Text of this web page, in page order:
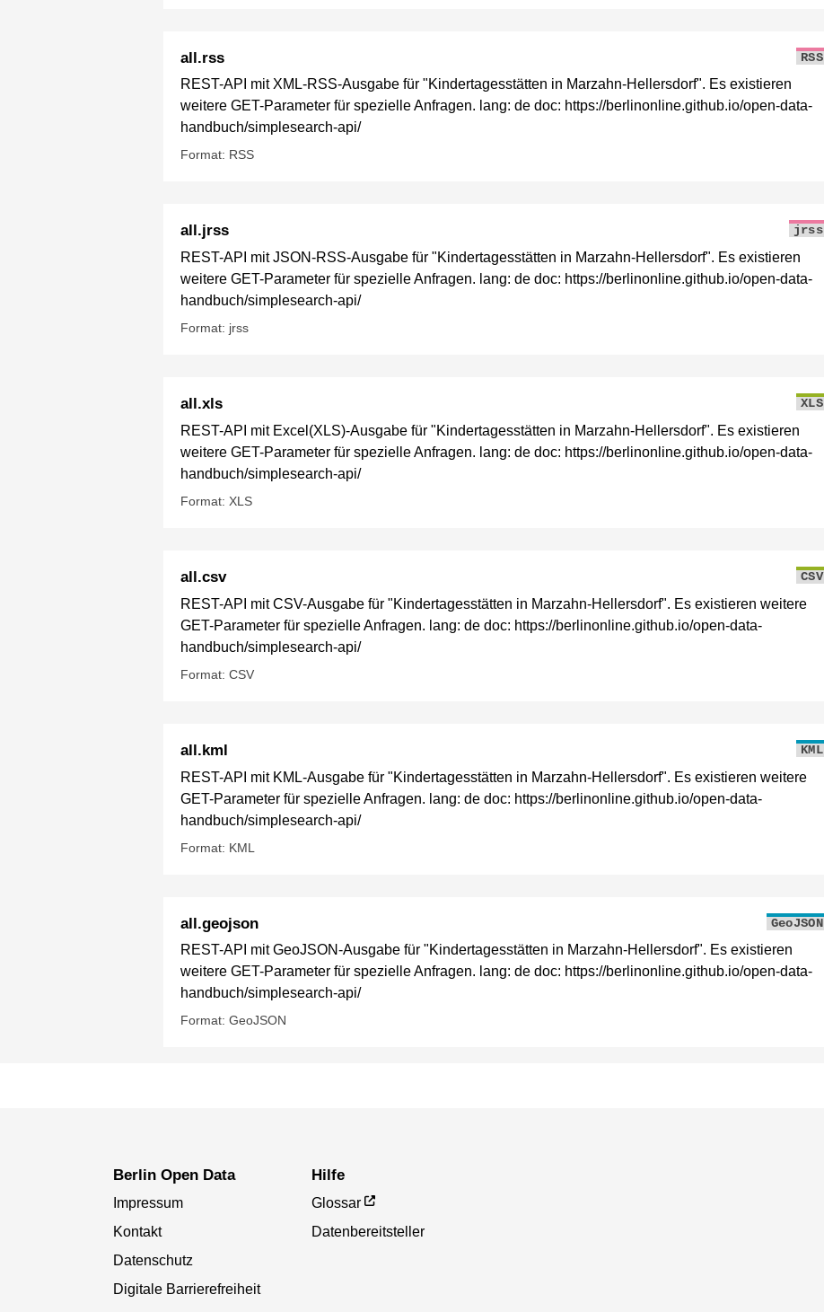
all.rss RSS
REST-API mit XML-RSS-Ausgabe für "Kindertagesstätten in Marzahn-Hellersdorf". Es existieren
weitere GET-Parameter für spezielle Anfragen. lang: de doc: https://berlinonline.github.io/open-data-
handbuch/simplesearch-api/
Format: RSS
all.jrss jrss
REST-API mit JSON-RSS-Ausgabe für "Kindertagesstätten in Marzahn-Hellersdorf". Es existieren
weitere GET-Parameter für spezielle Anfragen. lang: de doc: https://berlinonline.github.io/open-data-
handbuch/simplesearch-api/
Format: jrss
all.xls XLS
REST-API mit Excel(XLS)-Ausgabe für "Kindertagesstätten in Marzahn-Hellersdorf". Es existieren
weitere GET-Parameter für spezielle Anfragen. lang: de doc: https://berlinonline.github.io/open-data-
handbuch/simplesearch-api/
Format: XLS
all.csv CSV
REST-API mit CSV-Ausgabe für "Kindertagesstätten in Marzahn-Hellersdorf". Es existieren weitere
GET-Parameter für spezielle Anfragen. lang: de doc: https://berlinonline.github.io/open-data-
handbuch/simplesearch-api/
Format: CSV
all.kml KML
REST-API mit KML-Ausgabe für "Kindertagesstätten in Marzahn-Hellersdorf". Es existieren weitere
GET-Parameter für spezielle Anfragen. lang: de doc: https://berlinonline.github.io/open-data-
handbuch/simplesearch-api/
Format: KML
all.geojson GeoJSON
REST-API mit GeoJSON-Ausgabe für "Kindertagesstätten in Marzahn-Hellersdorf". Es existieren
weitere GET-Parameter für spezielle Anfragen. lang: de doc: https://berlinonline.github.io/open-data-
handbuch/simplesearch-api/
Format: GeoJSON
Berlin Open Data
Impressum
Kontakt
Datenschutz
Digitale Barrierefreiheit
Hilfe
Glossar
Datenbereitsteller